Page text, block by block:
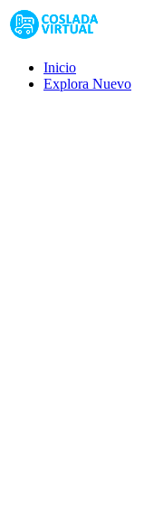
Inicio
Explora Nuevo